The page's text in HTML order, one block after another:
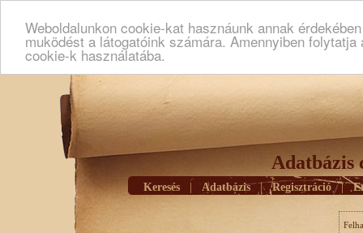
Weboldalunkon cookie-kat hasznáunk annak
muködést a látogatóink számára. Amennyiben
cookie-k használatába.
Adatbázis
Keresés Adatbázis | Regisztráció |